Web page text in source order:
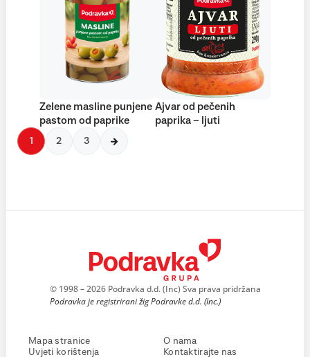
Zelene masline punjene
pastom od paprike
Ajvar od pečenih
paprika – ljuti
1 2 3
© 1998 – 2026 Podravka d.d. (Inc) Sva prava pridržana
Podravka je registrirani žig Podravke d.d. (Inc.)
Mapa stranice
Uvjeti korištenja
O nama
Kontaktirajte nas